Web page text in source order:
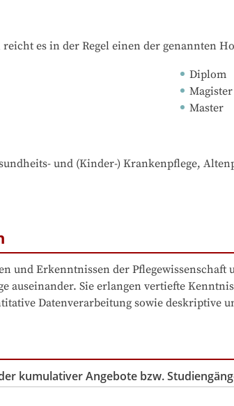
es in der Regel einen der genannten
Diplom
Magister
Master
und (Kinder-) Krankenpflege,
und Erkenntnissen der
auseinander. Sie erlangen vertiefte
Datenverarbeitung sowie deskriptive
kumulativer Angebote bzw.